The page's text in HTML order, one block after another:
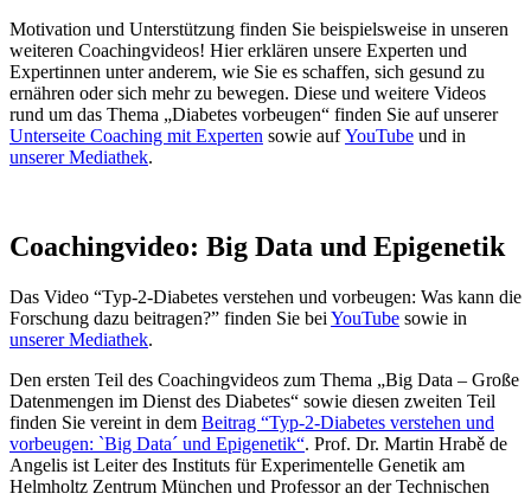
Motivation und Unterstützung finden Sie beispielsweise in unseren
weiteren Coachingvideos! Hier erklären unsere Experten und
Expertinnen unter anderem, wie Sie es schaffen, sich gesund zu
ernähren oder sich mehr zu bewegen. Diese und weitere Videos
rund um das Thema „Diabetes vorbeugen“ finden Sie auf unserer
Unterseite Coaching mit Experten sowie aufYouTube und in
unserer Mediathek.
Coachingvideo: Big Data und Epigenetik
Das Video “Typ-2-Diabetes verstehen und vorbeugen: Was kann die
Forschung dazu beitragen?” finden Sie bei YouTube sowie in
unserer Mediathek.
Den ersten Teil des Coachingvideos zum Thema „Big Data – Große
Datenmengen im Dienst des Diabetes“ sowie diesen zweiten Teil
finden Sie vereint in dem Beitrag “Typ-2-Diabetes verstehen und
vorbeugen: `Big Data´ und Epigenetik“. Prof. Dr. Martin Hrabě de
Angelis ist Leiter des Instituts für Experimentelle Genetik am
Helmholtz Zentrum München und Professor an der Technischen